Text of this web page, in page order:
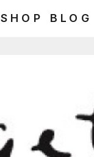
SHOP BLOG